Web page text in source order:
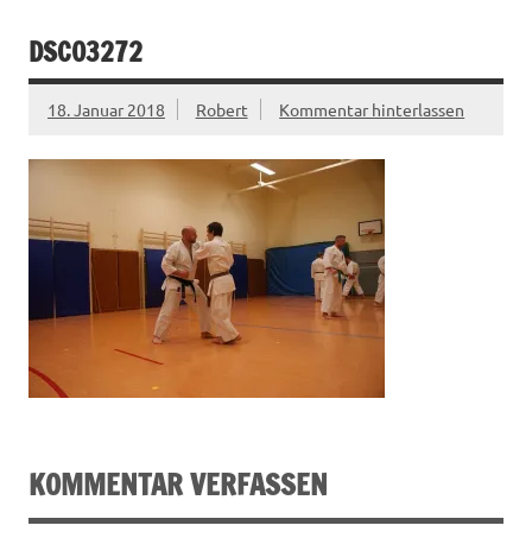
DSC03272
18. Januar 2018 Robert Kommentar hinterlassen
KOMMENTAR VERFASSEN